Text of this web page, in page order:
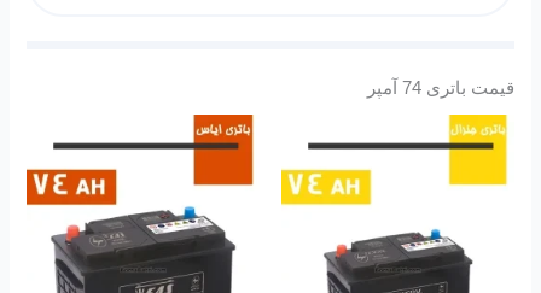
قیمت باتری 74 آمپر